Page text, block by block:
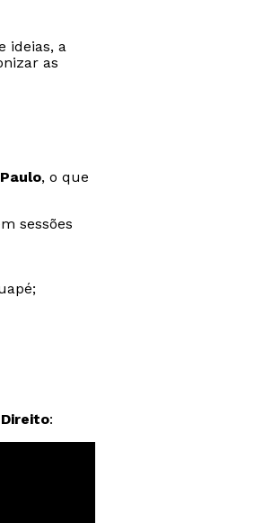
ideias, a
as
, o que
sessões
: